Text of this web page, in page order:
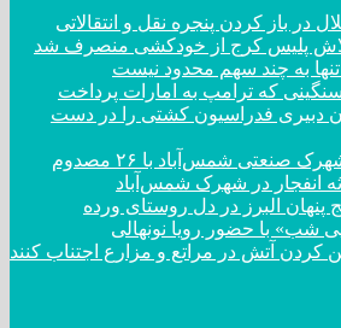
در باز کردن پنجره نقل و انتقالاتی
به چند سهم محدود نیست
که ترامپ به امارات پرداخت
دبیری فدراسیون کشتی را در دست
پنهان البرز در دل روستای ورده
شب» با حضور رویا نونهالی
کردن آتش در مراتع و مزارع اجتناب کنند